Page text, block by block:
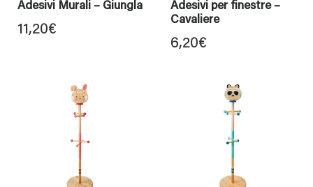
Adesivi Murali – Giungla
11,20€
Adesivi per finestre –
Cavaliere
6,20€